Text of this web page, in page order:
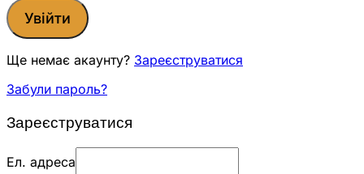
Увійти
Ще немає акаунту? Зареєструватися
Забули пароль?
Зареєструватися
Ел. адреса